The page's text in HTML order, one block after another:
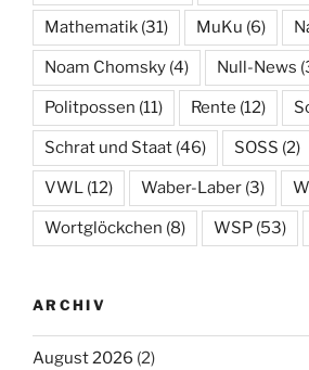
Mathematik (31) MuKu (6)
Noam Chomsky (4) Null-News
Politpossen (11) Rente (12)
Schrat und Staat (46) SOSS (2)
VWL (12) Waber-Laber (3)
Wortglöckchen (8) WSP (53)
ARCHIV
August 2026 (2)